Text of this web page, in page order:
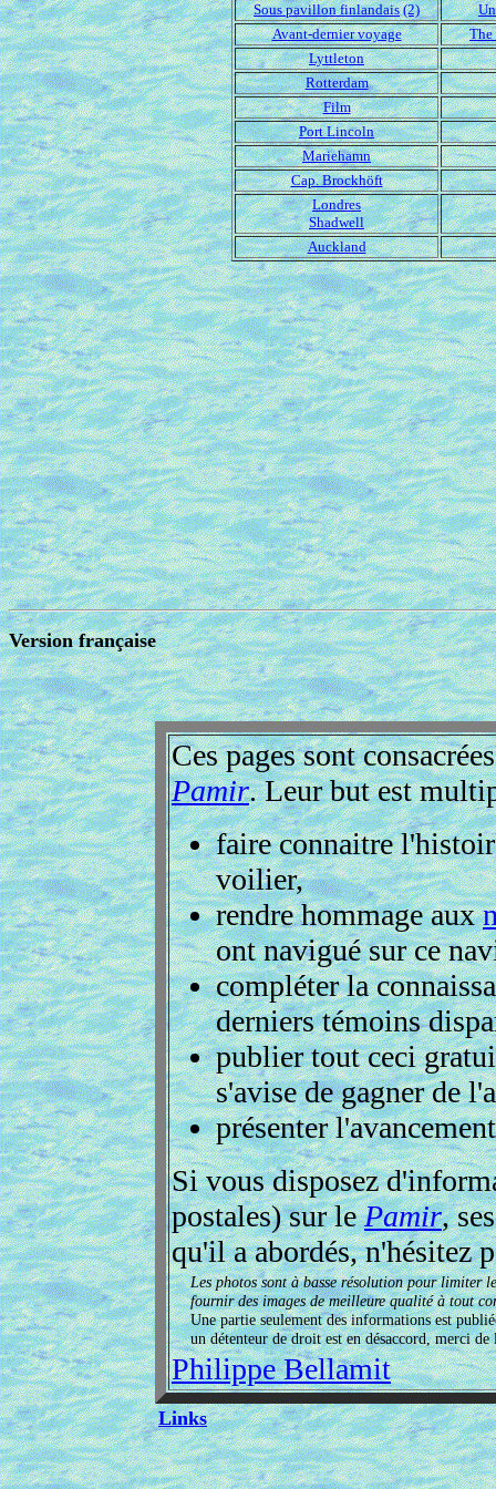
Sous pavillon finlandais (2)
Avant-dernier voyage
The
Lyttleton
Rotterdam
Film
Port Lincoln
Mariehamn
Cap. Brockhöft
Londres
Shadwell
Auckland
Version française
Ces pages sont
Pamir. Leur but est
faire connaitre
voilier,
rendre hommage aux
ont navigué sur ce
compléter la
derniers témoins
publier tout ceci
s'avise de gagner de
présenter
Si vous disposez
postales) sur lePamir,
qu'il a abordés, n'hésitez
Les photos sont à basse résolution pour limiter
fournir des images de meilleure qualité à tout
Une partie seulement des informations est
un détenteur de droit est en désaccord, merci de
Philippe Bellamit
Links